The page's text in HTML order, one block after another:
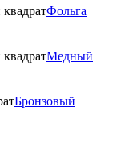
Фольга
Медный
Бронзовый